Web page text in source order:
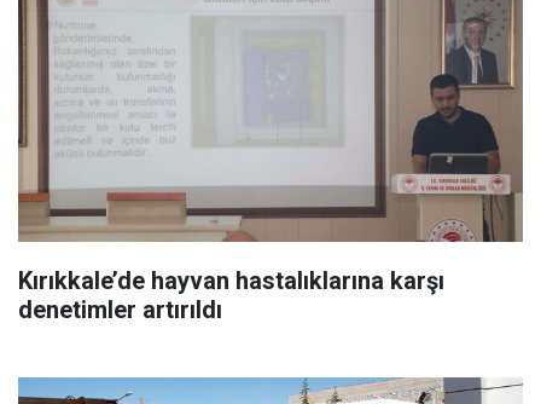
Kırıkkale’de hayvan hastalıklarına karşı
denetimler artırıldı